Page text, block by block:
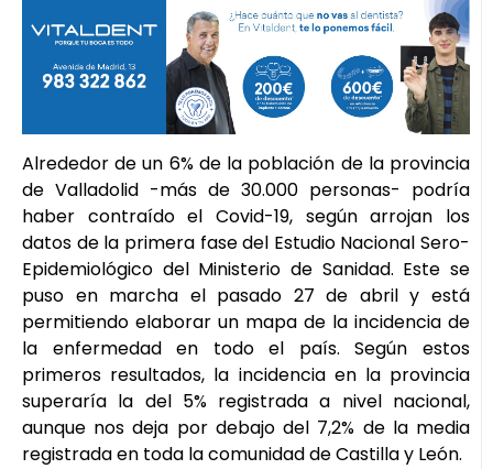
Alrededor de un 6% de la población de la provincia
de Valladolid -más de 30.000 personas- podría
haber contraído el Covid-19, según arrojan los
datos de la primera fase del Estudio Nacional Sero-
Epidemiológico del Ministerio de Sanidad. Este se
puso en marcha el pasado 27 de abril y está
permitiendo elaborar un mapa de la incidencia de
la enfermedad en todo el país. Según estos
primeros resultados, la incidencia en la provincia
superaría la del 5% registrada a nivel nacional,
aunque nos deja por debajo del 7,2% de la media
registrada en toda la comunidad de Castilla y León.